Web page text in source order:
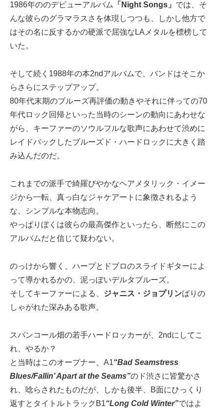
1986年ののデビューアルバム 「Night Songs」 では、そ
んな彼らのグラマラスさを体現しつつも、しかし他方で
はその名に反するかの硬派で屈強なLAメタルを標榜して
いた。
そして続く1988年の本2ndアルバムで、バンドはそこか
らさらにステップアップ。
80年代末期のブルーズ再評価の動きやそれに伴っての70
年代ロック回帰といった当時のシーンの動向にあわせな
がら、キーファーのソウルフルな歌声にあわせて渋めに
レイドバックしたブルーズド・ハードロックに大きく踏
み込んだのだ。
これまでの派手で綺羅びやかなヘアメタリック・イメー
ジから一転、真っ白なジャケアートに象徴されるよう
な、シンプルな本物志向。
やっぱりぼくは彼らの最高傑作といったら、断然にこの
アルバムだと信じて疑わない。
のっけから響く、ハープとドブロのスライドギターによ
って導かれるかの、泥っぽいデルタブルーズ。
そしてキーファーによる、 ジャニス・ジョプリンばりの
しゃがれた深みある歌声。
スパンコール畑の若手ハードロッカーが、2ndにしてこ
れ、やるか？
と当時はこのオープナー、A1“Bad Seamstress
Blues/Fallin’ Apart at the Seams”のド渋さに皆驚かさ
れ、唸らされたものだが、しかも後半、B面にひっくり
返すとタイトルトラックB1“Long Cold Winter”ではよ